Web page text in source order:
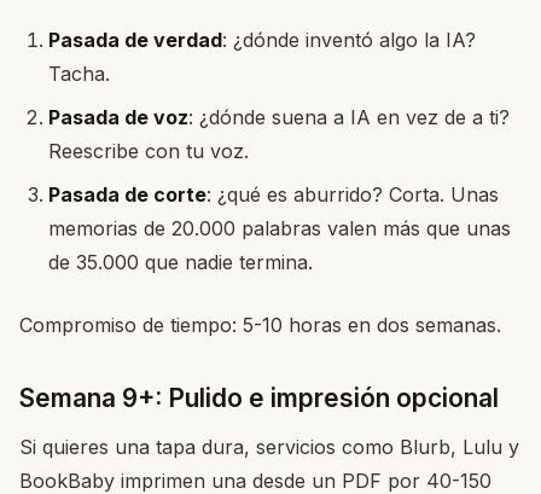
Pasada de verdad: ¿dónde inventó algo la IA?
Tacha.
Pasada de voz: ¿dónde suena a IA en vez de a ti?
Reescribe con tu voz.
Pasada de corte: ¿qué es aburrido? Corta. Unas
memorias de 20.000 palabras valen más que unas
de 35.000 que nadie termina.
Compromiso de tiempo: 5-10 horas en dos semanas.
Semana 9+: Pulido e impresión opcional
Si quieres una tapa dura, servicios como Blurb, Lulu y
BookBaby imprimen una desde un PDF por 40-150